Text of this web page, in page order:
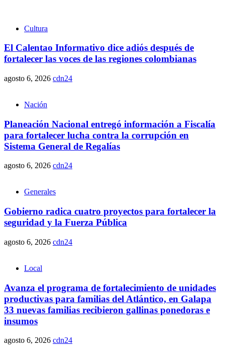
Cultura
El Calentao Informativo dice adiós después de
fortalecer las voces de las regiones colombianas
agosto 6, 2026 cdn24
Nación
Planeación Nacional entregó información a Fiscalía
para fortalecer lucha contra la corrupción en
Sistema General de Regalías
agosto 6, 2026 cdn24
Generales
Gobierno radica cuatro proyectos para fortalecer la
seguridad y la Fuerza Pública
agosto 6, 2026 cdn24
Local
Avanza el programa de fortalecimiento de unidades
productivas para familias del Atlántico, en Galapa
33 nuevas familias recibieron gallinas ponedoras e
insumos
agosto 6, 2026 cdn24